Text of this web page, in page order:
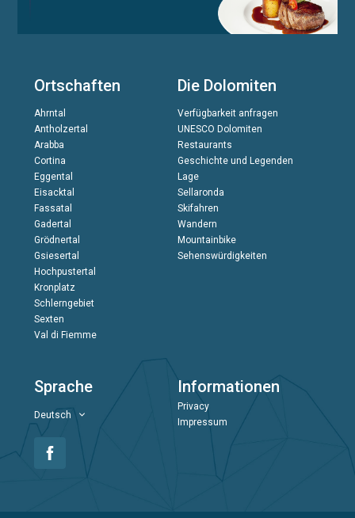
Ortschaften
Ahrntal
Antholzertal
Arabba
Cortina
Eggental
Eisacktal
Fassatal
Gadertal
Grödnertal
Gsiesertal
Hochpustertal
Kronplatz
Schlerngebiet
Sexten
Val di Fiemme
Die Dolomiten
Verfügbarkeit anfragen
UNESCO Dolomiten
Restaurants
Geschichte und Legenden
Lage
Sellaronda
Skifahren
Wandern
Mountainbike
Sehenswürdigkeiten
Sprache
Deutsch
Informationen
Privacy
Impressum